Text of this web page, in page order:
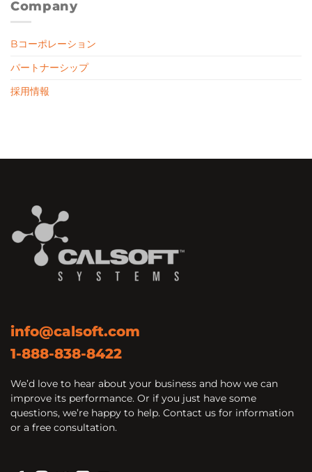
Company
Bコーポレーション
パートナーシップ
採用情報
info@calsoft.com
1-888-838-8422
We’d love to hear about your business and how we can
improve its performance. Or if you just have some
questions, we’re happy to help. Contact us for information
or a free consultation.